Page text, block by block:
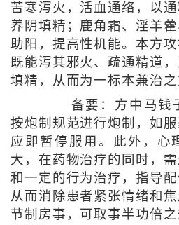
苦寒泻火，活血通络，以
养阴填精；鹿角霜、淫羊
助阳，提高性机能。本方攻
既能泻其邪火、疏通精道
填精，从而为一标本兼治之
备要：方中马钱
按炮制规范进行炮制，如
应即暂停服用。此外，心
大，在药物治疗的同时，
和一定的行为治疗，指导配
从而消除患者紧张情绪和
节制房事，可取事半功倍之